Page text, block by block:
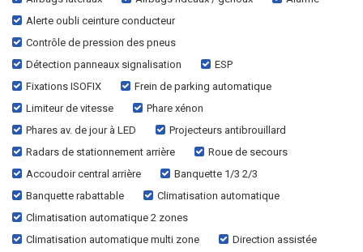
Alerte oubli ceinture conducteur
Contrôle de pression des pneus
Détection panneaux signalisation
ESP
Fixations ISOFIX
Frein de parking automatique
Limiteur de vitesse
Phare xénon
Phares av. de jour à LED
Projecteurs antibrouillard
Radars de stationnement arrière
Roue de secours
Accoudoir central arrière
Banquette 1/3 2/3
Banquette rabattable
Climatisation automatique
Climatisation automatique 2 zones
Climatisation automatique multi zone
Direction assistée